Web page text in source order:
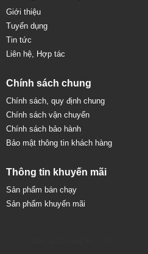
Giới thiệu
Tuyển dụng
Tin tức
Liên hệ, Hợp tác
Chính sách chung
Chính sách, quy định chung
Chính sách vận chuyển
Chính sách bảo hành
Bảo mật thông tin khách hàng
Thông tin khuyến mãi
Sản phẩm bán chạy
Sản phẩm khuyến mãi